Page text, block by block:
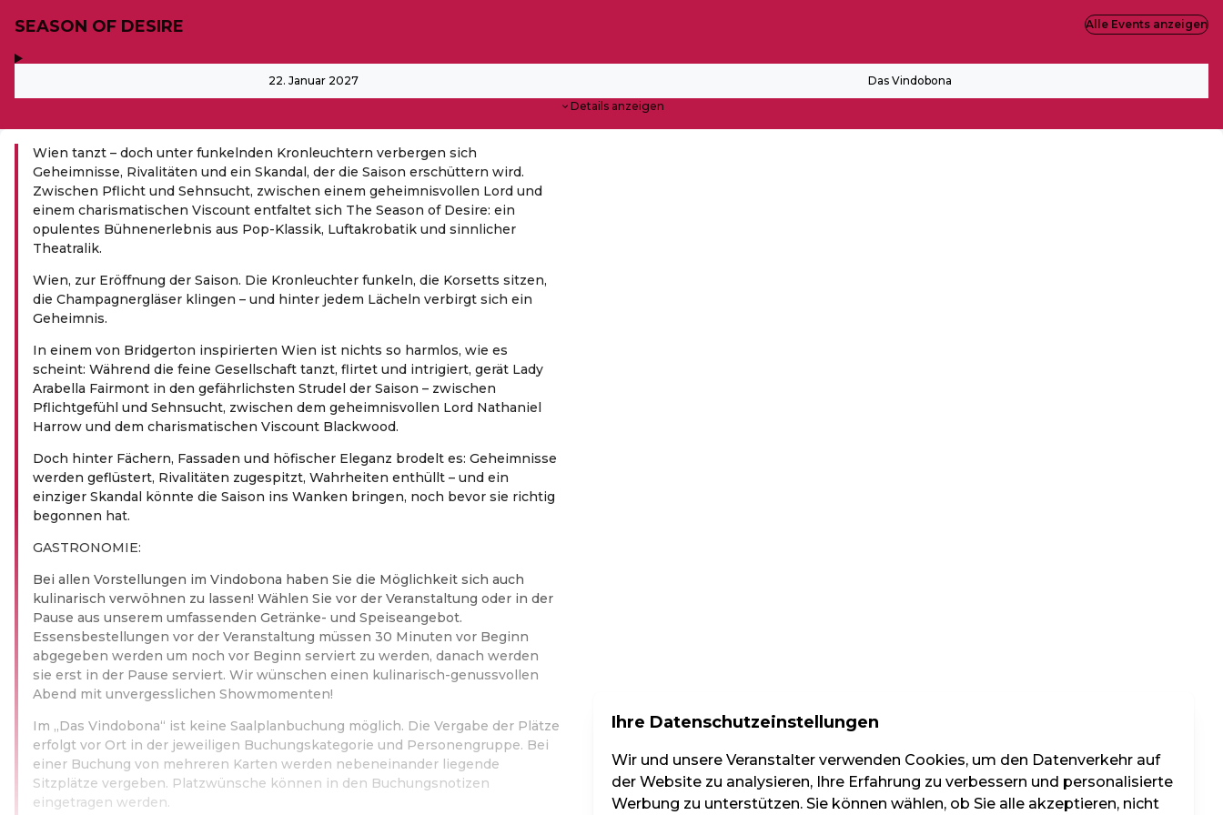
SEASON OF DESIRE
22. Januar 2027 Das Vindobona
Details anzeigen
Alle Events anzeigen
Wien tanzt – doch unter funkelnden Kronleuchtern verbergen sich
Geheimnisse, Rivalitäten und ein Skandal, der die Saison erschüttern wird.
Zwischen Pflicht und Sehnsucht, zwischen einem geheimnisvollen Lord und
einem charismatischen Viscount entfaltet sich The Season of Desire: ein
opulentes Bühnenerlebnis aus Pop-Klassik, Luftakrobatik und sinnlicher
Theatralik.
Wien, zur Eröffnung der Saison. Die Kronleuchter funkeln, die Korsetts sitzen,
die Champagnergläser klingen – und hinter jedem Lächeln verbirgt sich ein
Geheimnis.
In einem von Bridgerton inspirierten Wien ist nichts so harmlos, wie es
scheint: Während die feine Gesellschaft tanzt, flirtet und intrigiert, gerät Lady
Arabella Fairmont in den gefährlichsten Strudel der Saison – zwischen
Pflichtgefühl und Sehnsucht, zwischen dem geheimnisvollen Lord Nathaniel
Harrow und dem charismatischen Viscount Blackwood.
Doch hinter Fächern, Fassaden und höfischer Eleganz brodelt es: Geheimnisse
werden geflüstert, Rivalitäten zugespitzt, Wahrheiten enthüllt – und ein
einziger Skandal könnte die Saison ins Wanken bringen, noch bevor sie richtig
begonnen hat.
GASTRONOMIE:
Bei allen Vorstellungen im Vindobona haben Sie die Möglichkeit sich auch
kulinarisch verwöhnen zu lassen! Wählen Sie vor der Veranstaltung oder in der
Pause aus unserem umfassenden Getränke- und Speiseangebot.
Essensbestellungen vor der Veranstaltung müssen 30 Minuten vor Beginn
abgegeben werden um noch vor Beginn serviert zu werden, danach werden
sie erst in der Pause serviert. Wir wünschen einen kulinarisch-genussvollen
Abend mit unvergesslichen Showmomenten!
Im „Das Vindobona“ ist keine Saalplanbuchung möglich. Die Vergabe der Plätze
erfolgt vor Ort in der jeweiligen Buchungskategorie und Personengruppe. Bei
einer Buchung von mehreren Karten werden nebeneinander liegende
Sitzplätze vergeben. Platzwünsche können in den Buchungsnotizen
eingetragen werden.
Ihre Datenschutzeinstellungen
Wir und unsere Veranstalter verwenden Cookies, um den Datenverkehr auf
der Website zu analysieren, Ihre Erfahrung zu verbessern und personalisierte
Werbung zu unterstützen. Sie können wählen, ob Sie alle akzeptieren, nicht